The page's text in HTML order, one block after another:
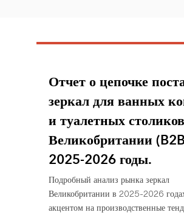
Отчет о цепочке
зеркал для ванных
и туалетных
Великобритании
2025-2026 годы.
Подробный анализ рынка зеркал
Великобритании в 2025-2026
акцентом на производственные